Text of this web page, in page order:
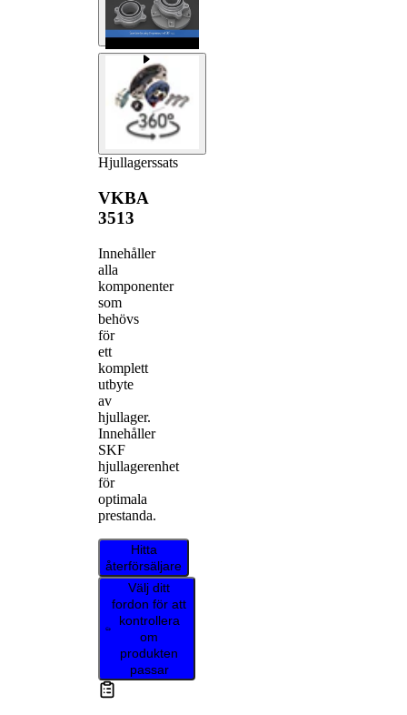
Hjullagerssats
VKBA
3513
Innehåller
alla
komponenter
som
behövs
för
ett
komplett
utbyte
av
hjullager.
Innehåller
SKF
hjullagerenhet
för
optimala
prestanda.
Hitta
återförsäljare
Välj ditt
fordon för att
kontrollera
om
produkten
passar